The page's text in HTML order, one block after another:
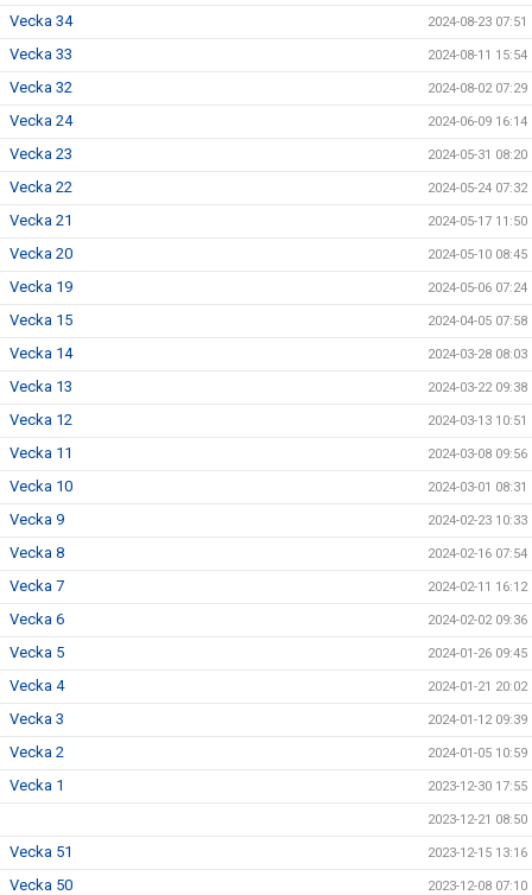
Vecka 34 2024-08-23 07:51
Vecka 33 2024-08-11 15:54
Vecka 32 2024-08-02 07:29
Vecka 24 2024-06-09 16:14
Vecka 23 2024-05-31 08:20
Vecka 22 2024-05-24 07:32
Vecka 21 2024-05-17 11:50
Vecka 20 2024-05-10 08:45
Vecka 19 2024-05-06 07:24
Vecka 15 2024-04-05 07:58
Vecka 14 2024-03-28 08:03
Vecka 13 2024-03-22 09:38
Vecka 12 2024-03-13 10:51
Vecka 11 2024-03-08 09:56
Vecka 10 2024-03-01 08:31
Vecka 9 2024-02-23 10:33
Vecka 8 2024-02-16 07:54
Vecka 7 2024-02-11 16:12
Vecka 6 2024-02-02 09:36
Vecka 5 2024-01-26 09:45
Vecka 4 2024-01-21 20:02
Vecka 3 2024-01-12 09:39
Vecka 2 2024-01-05 10:59
Vecka 1 2023-12-30 17:55
2023-12-21 08:50
Vecka 51 2023-12-15 13:16
Vecka 50 2023-12-08 07:10